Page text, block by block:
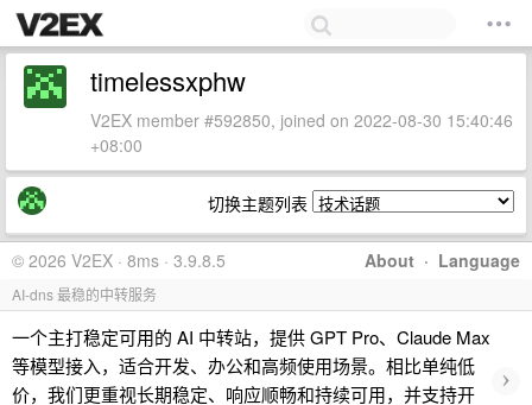
timelessxphw
V2EX member #592850, joined on 2022-08-30 15:40:46
+08:00
切换主题列表
About · Language
© 2026 V2EX · 8ms · 3.9.8.5
AI-dns 最稳的中转服务
一个主打稳定可用的 AI 中转站，提供 GPT Pro、Claude Max
等模型接入，适合开发、办公和高频使用场景。相比单纯低
价，我们更重视长期稳定、响应顺畅和持续可用，并支持开
›